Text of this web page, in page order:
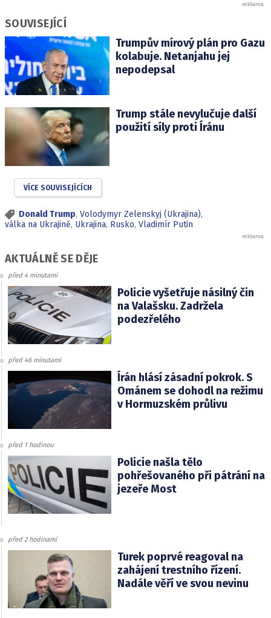
SOUVISEJÍCÍ
Trumpův mírový plán pro Gazu
kolabuje. Netanjahu jej
nepodepsal
Trump stále nevylučuje další
použití síly proti Íránu
VÍCE SOUVISEJÍCÍCH
Donald Trump, Volodymyr Zelenskyj (Ukrajina),
válka na Ukrajině, Ukrajina, Rusko, Vladimír Putin
AKTUÁLNĚ SE DĚJE
před 4 minutami
Policie vyšetřuje násilný čin
na Valašsku. Zadržela
podezřelého
před 46 minutami
Írán hlásí zásadní pokrok. S
Ománem se dohodl na režimu
v Hormuzském průlivu
před 1 hodinou
Policie našla tělo
pohřešovaného při pátrání na
jezeře Most
před 2 hodinami
Turek poprvé reagoval na
zahájení trestního řízení.
Nadále věří ve svou nevinu